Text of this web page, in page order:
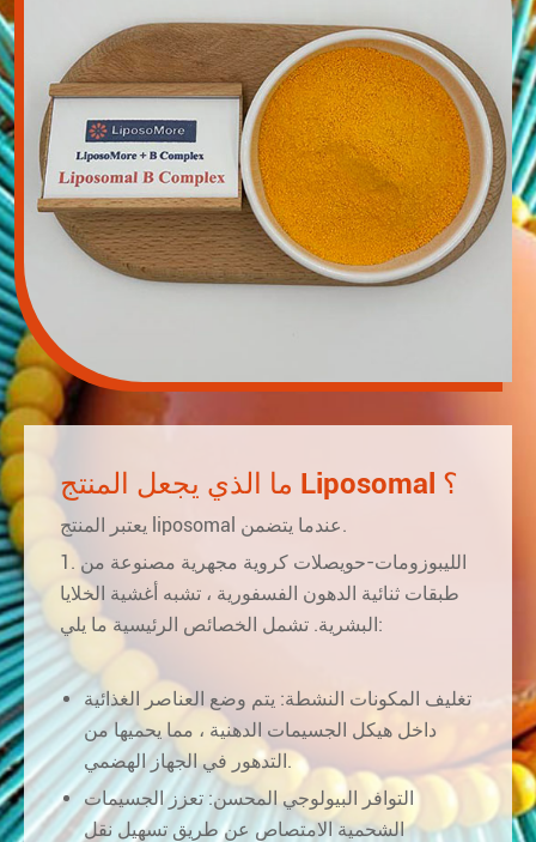
ما الذي يجعل المنتج Liposomal ؟
يعتبر المنتج liposomal عندما يتضمن.
1. الليبوزومات-حويصلات كروية مجهرية مصنوعة من
طبقات ثنائية الدهون الفسفورية ، تشبه أغشية الخلايا
البشرية. تشمل الخصائص الرئيسية ما يلي:
تغليف المكونات النشطة: يتم وضع العناصر الغذائية
داخل هيكل الجسيمات الدهنية ، مما يحميها من
التدهور في الجهاز الهضمي.
التوافر البيولوجي المحسن: تعزز الجسيمات
الشحمية الامتصاص عن طريق تسهيل نقل